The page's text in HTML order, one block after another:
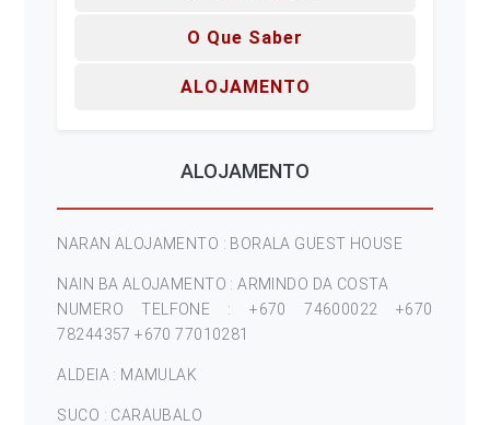
O Que Saber
ALOJAMENTO
ALOJAMENTO
NARAN ALOJAMENTO : BORALA GUEST HOUSE
NAIN BA ALOJAMENTO : ARMINDO DA COSTA
NUMERO TELFONE : +670 74600022 +670
78244357 +670 77010281
ALDEIA : MAMULAK
SUCO : CARAUBALO